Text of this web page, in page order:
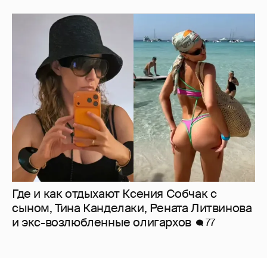
Где и как отдыхают Ксения Собчак с
сыном, Тина Канделаки, Рената Литвинова
и экс-возлюбленные олигархов
77